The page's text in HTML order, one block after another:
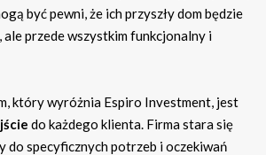
być pewni, że ich przyszły dom będzie
przede wszystkim funkcjonalny i
który wyróżnia Espiro Investment, jest
do każdego klienta. Firma stara się
do specyficznych potrzeb i oczekiwań